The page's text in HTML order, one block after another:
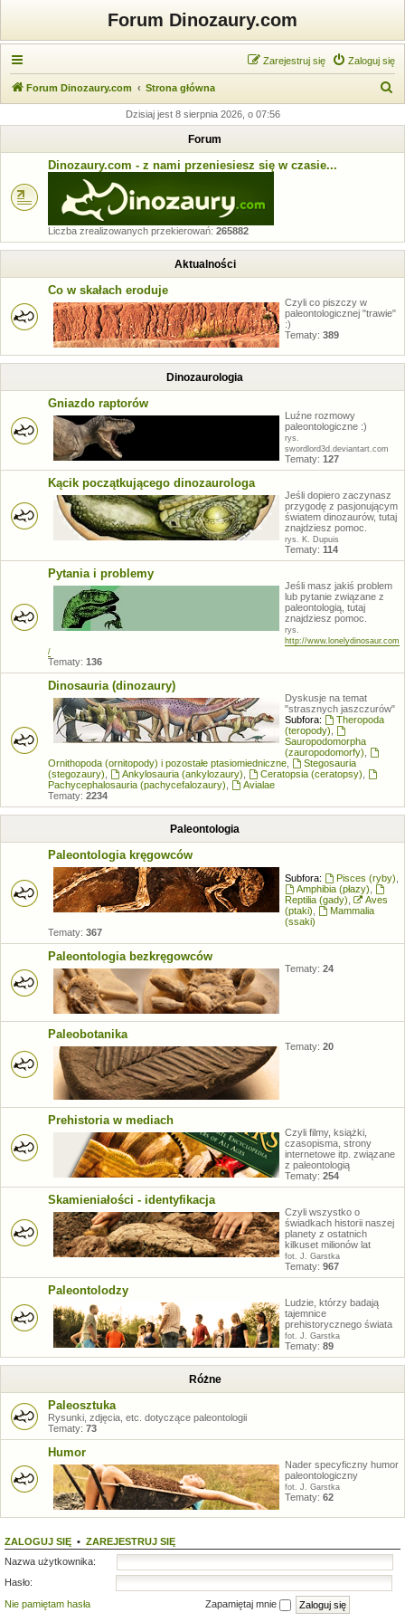
Forum Dinozaury.com
Zaloguj się
Zarejestruj się
Forum Dinozaury.com Strona główna
k
Dzisiaj jest 8 sierpnia 2026, o 07:56
Forum
Dinozaury.com - z nami przeniesiesz się w czasie...
Liczba zrealizowanych przekierowań: 265882
Aktualności
Co w skałach eroduje
Czyli co piszczy w
paleontologicznej "trawie"
:)
Tematy: 389
Dinozaurologia
Gniazdo raptorów
Luźne rozmowy
paleontologiczne :)
rys.
swordlord3d.deviantart.com
Tematy: 127
Kącik początkującego dinozaurologa
Jeśli dopiero zaczynasz
przygodę z pasjonującym
światem dinozaurów, tutaj
znajdziesz pomoc.
rys. K. Dupuis
Tematy: 114
Pytania i problemy
Jeśli masz jakiś problem
lub pytanie związane z
paleontologią, tutaj
znajdziesz pomoc.
rys.
http://www.lonelydinosaur.com
/
Tematy: 136
Dinosauria (dinozaury)
Dyskusje na temat
"strasznych jaszczurów"
Subfora:
Theropoda
(teropody)
Sauropodomorpha
(zauropodomorfy)
Ornithopoda (ornitopody) i pozostałe ptasiomiedniczne
Stegosauria
(stegozaury)
Ankylosauria (ankylozaury) Ceratopsia (ceratopsy)
Pachycephalosauria (pachycefalozaury)
Avialae
Tematy: 2234
Paleontologia
Paleontologia kręgowców
Subfora: Pisces (ryby)
Amphibia (płazy)
Reptilia (gady)
Aves
(ptaki)
Mammalia
(ssaki)
Tematy: 367
Paleontologia bezkręgowców
Tematy: 24
Paleobotanika
Tematy: 20
Prehistoria w mediach
Czyli filmy, książki,
czasopisma, strony
internetowe itp. związane
z paleontologią
Tematy: 254
Skamieniałości - identyfikacja
Czyli wszystko o
świadkach historii naszej
planety z ostatnich
kilkuset milionów lat
fot. J. Garstka
Tematy: 967
Paleontolodzy
Ludzie, którzy badają
tajemnice
prehistorycznego świata
fot. J. Garstka
Tematy: 89
Różne
Paleosztuka
Rysunki, zdjęcia, etc. dotyczące paleontologii
Tematy: 73
Humor
Nader specyficzny humor
paleontologiczny
fot. J. Garstka
Tematy: 62
ZALOGUJ SIĘ • ZAREJESTRUJ SIĘ
Nazwa użytkownika:
Hasło:
Nie pamiętam hasła
Zapamiętaj mnie